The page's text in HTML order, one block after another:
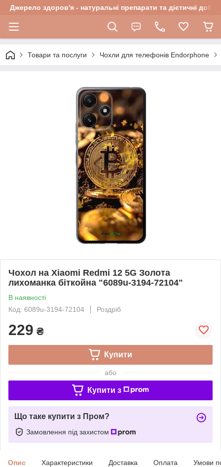
Джерело здоров'я - натуральні препарати та дієтичні
Товари та послуги Чохли для телефонів Endorphone
Чохол на Xiaomi Redmi 12 5G Золота
лихоманка біткойна "6089u-3194-72104"
В наявності
Код: 6089u-3194-72104
Роздріб
229 ₴
Купити
або
Купити з
Що таке купити з Пром?
Замовлення під захистом
Опис Характеристики Доставка Оплата Умови